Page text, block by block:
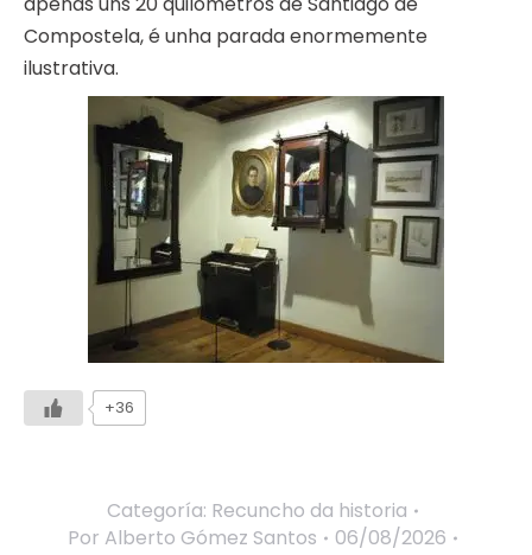
Compostela, é unha parada enormemente
ilustrativa.
+36
Categoría: Recuncho da historia
Por Alberto Gómez Santos
06/08/2026